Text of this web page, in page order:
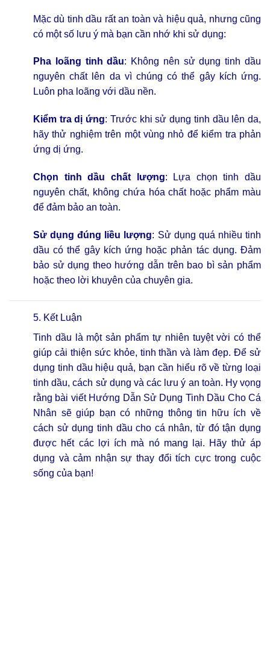
Mặc dù tinh dầu rất an toàn và hiệu quả, nhưng cũng
có một số lưu ý mà bạn cần nhớ khi sử dụng:
Pha loãng tinh dầu: Không nên sử dụng tinh dầu
nguyên chất lên da vì chúng có thể gây kích ứng.
Luôn pha loãng với dầu nền.
Kiểm tra dị ứng: Trước khi sử dụng tinh dầu lên da,
hãy thử nghiệm trên một vùng nhỏ để kiểm tra phản
ứng dị ứng.
Chọn tinh dầu chất lượng: Lựa chọn tinh dầu
nguyên chất, không chứa hóa chất hoặc phẩm màu
để đảm bảo an toàn.
Sử dụng đúng liều lượng: Sử dụng quá nhiều tinh
dầu có thể gây kích ứng hoặc phản tác dụng. Đảm
bảo sử dụng theo hướng dẫn trên bao bì sản phẩm
hoặc theo lời khuyên của chuyên gia.
5. Kết Luận
Tinh dầu là một sản phẩm tự nhiên tuyệt vời có thể
giúp cải thiện sức khỏe, tinh thần và làm đẹp. Để sử
dụng tinh dầu hiệu quả, bạn cần hiểu rõ về từng loại
tinh dầu, cách sử dụng và các lưu ý an toàn. Hy vọng
rằng bài viết Hướng Dẫn Sử Dụng Tinh Dầu Cho Cá
Nhân sẽ giúp bạn có những thông tin hữu ích về
cách sử dụng tinh dầu cho cá nhân, từ đó tận dụng
được hết các lợi ích mà nó mang lại. Hãy thử áp
dụng và cảm nhận sự thay đổi tích cực trong cuộc
sống của bạn!